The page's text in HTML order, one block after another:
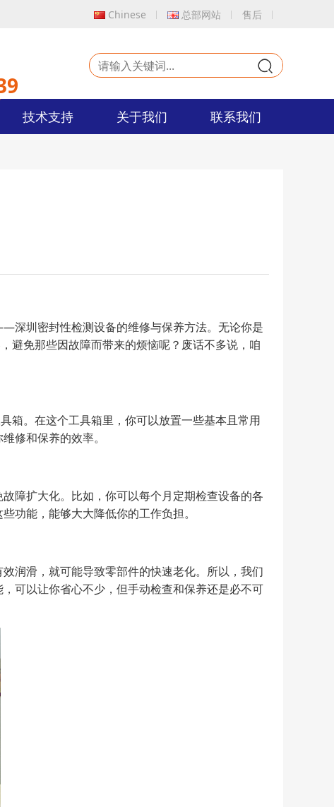
Chinese 总部网站 售后
技术支持 关于我们 联系我们
深圳密封性检测设备的维修与保养方法。无论你是
避免那些因故障而带来的烦恼呢？废话不多说，咱
箱。在这个工具箱里，你可以放置一些基本且常用
修和保养的效率。
障扩大化。比如，你可以每个月定期检查设备的各
功能，能够大大降低你的工作负担。
润滑，就可能导致零部件的快速老化。所以，我们
可以让你省心不少，但手动检查和保养还是必不可